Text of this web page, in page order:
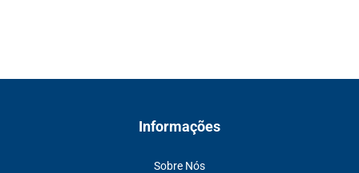
Informações
Sobre Nós